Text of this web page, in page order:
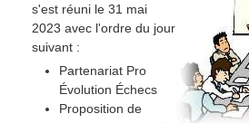
s'est réuni le 31 mai
2023 avec l'ordre du jour
suivant :
Partenariat Pro
Évolution Échecs
Proposition de